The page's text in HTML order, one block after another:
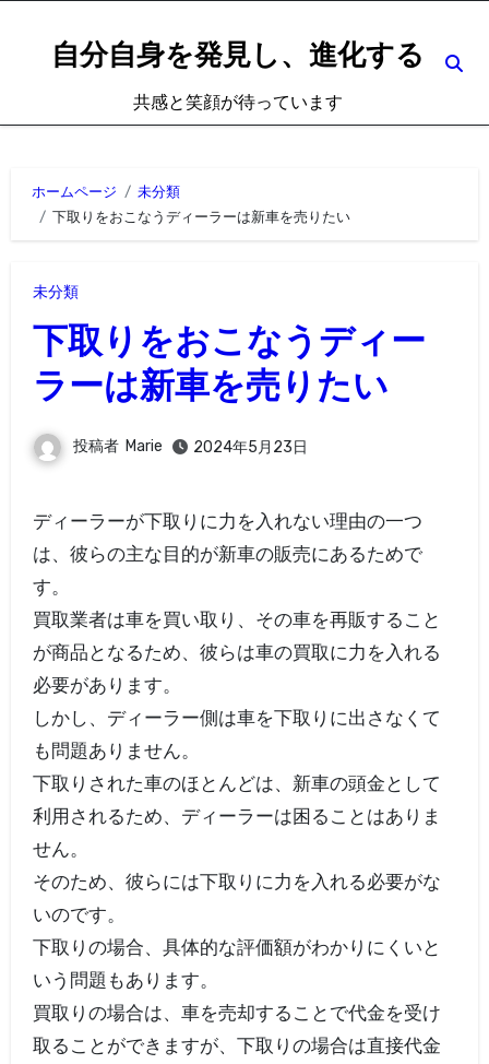
自分自身を発見し、進化する
共感と笑顔が待っています
ホームページ
未分類
下取りをおこなうディーラーは新車を売りたい
未分類
下取りをおこなうディー
ラーは新車を売りたい
投稿者 Marie 2024年5月23日
ディーラーが下取りに力を入れない理由の一つ
は、彼らの主な目的が新車の販売にあるためで
す。
買取業者は車を買い取り、その車を再販すること
が商品となるため、彼らは車の買取に力を入れる
必要があります。
しかし、ディーラー側は車を下取りに出さなくて
も問題ありません。
下取りされた車のほとんどは、新車の頭金として
利用されるため、ディーラーは困ることはありま
せん。
そのため、彼らには下取りに力を入れる必要がな
いのです。
下取りの場合、具体的な評価額がわかりにくいと
いう問題もあります。
買取りの場合は、車を売却することで代金を受け
取ることができますが、下取りの場合は直接代金